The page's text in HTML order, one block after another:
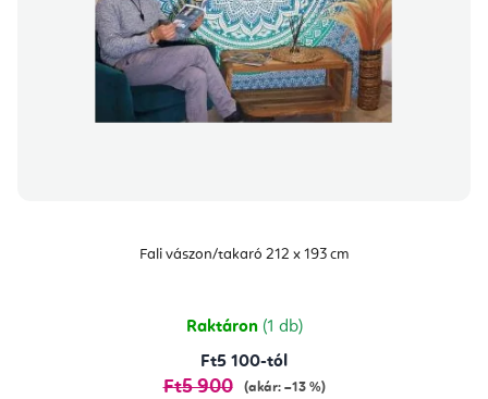
Fali vászon/takaró 212 x 193 cm
Raktáron (1 db)
Ft5 100-tól
Ft5 900 (akár: –13 %)